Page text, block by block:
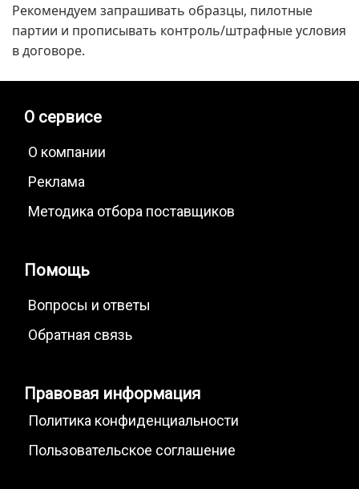
Рекомендуем запрашивать образцы, пилотные
партии и прописывать контроль/штрафные условия
в договоре.
О сервисе
О компании
Реклама
Методика отбора поставщиков
Помощь
Вопросы и ответы
Обратная связь
Правовая информация
Политика конфиденциальности
Пользовательское соглашение